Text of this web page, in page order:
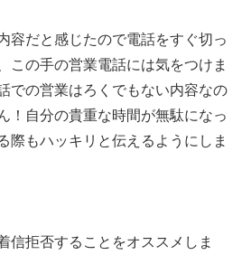
容だと感じたので電話をすぐ切っ
この手の営業電話には気をつけま
での営業はろくでもない内容なの
！自分の貴重な時間が無駄になっ
際もハッキリと伝えるようにしま
信拒否することをオススメしま